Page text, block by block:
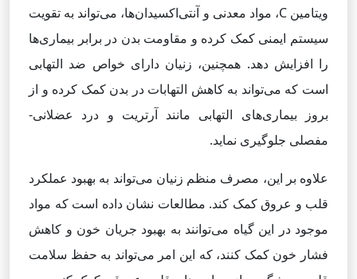
ویتامین C، مواد معدنی و آنتی‌اکسیدان‌ها، می‌تواند به تقویت
سیستم ایمنی کمک کرده و مقاومت بدن در برابر بیماری‌ها
را افزایش دهد. همچنین، زنیان دارای خواص ضد التهابی
است که می‌تواند به کاهش التهابات در بدن کمک کرده و از
بروز بیماری‌های التهابی مانند آرتریت و درد عضلانی-
مفصلی جلوگیری نماید.
علاوه بر این، مصرف منظم زنیان می‌تواند به بهبود عملکرد
قلب و عروق کمک کند. مطالعات نشان داده است که مواد
موجود در این گیاه می‌توانند به بهبود جریان خون و کاهش
فشار خون کمک کنند، که این امر می‌تواند به حفظ سلامت